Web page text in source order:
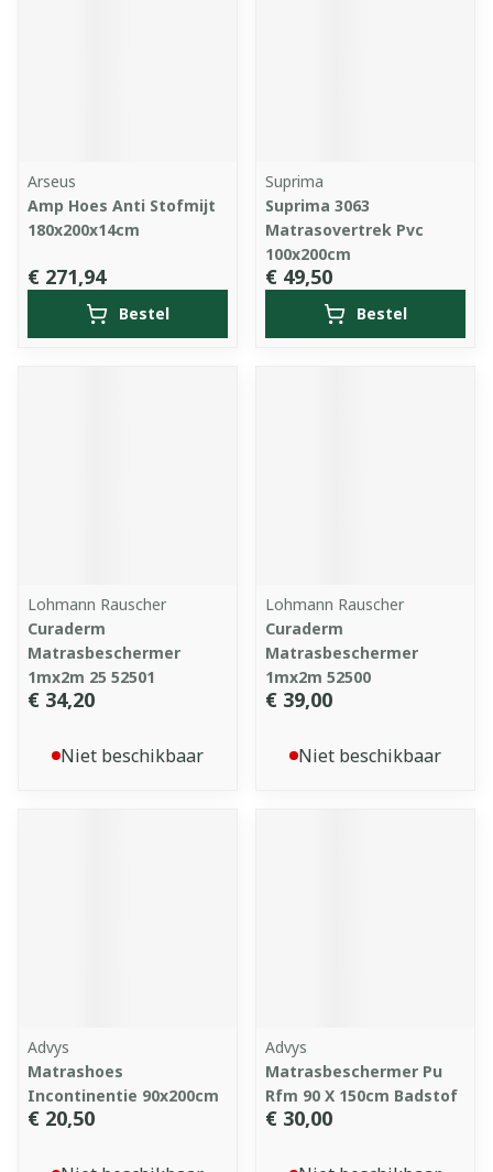
Arseus
Amp Hoes Anti Stofmijt
180x200x14cm
€ 271,94
Bestel
Suprima
Suprima 3063
Matrasovertrek Pvc
100x200cm
€ 49,50
Bestel
Lohmann Rauscher
Curaderm
Matrasbeschermer
1mx2m 25 52501
€ 34,20
Niet beschikbaar
Lohmann Rauscher
Curaderm
Matrasbeschermer
1mx2m 52500
€ 39,00
Niet beschikbaar
Advys
Matrashoes
Incontinentie 90x200cm
€ 20,50
Advys
Matrasbeschermer Pu
Rfm 90 X 150cm Badstof
€ 30,00